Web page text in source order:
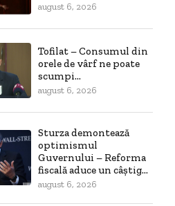
august 6, 2026
Tofilat – Consumul din
orele de vârf ne poate
scumpi...
august 6, 2026
Sturza demontează
optimismul
Guvernului – Reforma
fiscală aduce un câștig...
august 6, 2026